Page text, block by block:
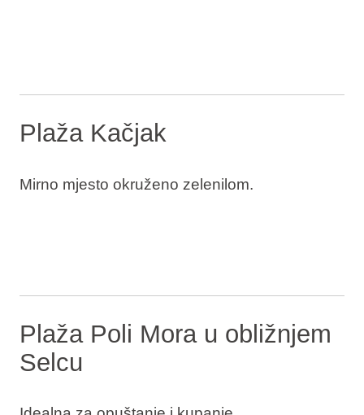
Plaža Kačjak
Mirno mjesto okruženo zelenilom.
Plaža Poli Mora u obližnjem
Selcu